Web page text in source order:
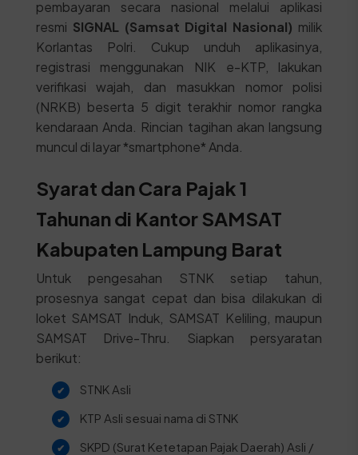
pembayaran secara nasional melalui aplikasi
resmi SIGNAL (Samsat Digital Nasional) milik
Korlantas Polri. Cukup unduh aplikasinya,
registrasi menggunakan NIK e-KTP, lakukan
verifikasi wajah, dan masukkan nomor polisi
(NRKB) beserta 5 digit terakhir nomor rangka
kendaraan Anda. Rincian tagihan akan langsung
muncul di layar *smartphone* Anda.
Syarat dan Cara Pajak 1
Tahunan di Kantor SAMSAT
Kabupaten Lampung Barat
Untuk pengesahan STNK setiap tahun,
prosesnya sangat cepat dan bisa dilakukan di
loket SAMSAT Induk, SAMSAT Keliling, maupun
SAMSAT Drive-Thru. Siapkan persyaratan
berikut:
STNK Asli
KTP Asli sesuai nama di STNK
SKPD (Surat Ketetapan Pajak Daerah) Asli /